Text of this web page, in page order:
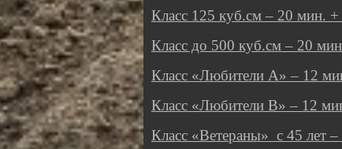
Класс 125 куб.см – 20 мин. +
Класс до 500 куб.см – 20
Класс «Любители А» – 12
Класс «Любители В» – 12
Класс «Ветераны» с 45 лет –